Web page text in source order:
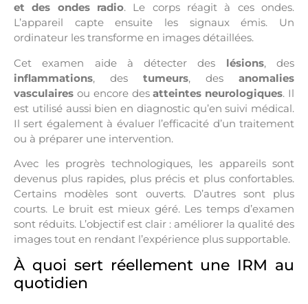
et des ondes radio. Le corps réagit à ces ondes.
L’appareil capte ensuite les signaux émis. Un
ordinateur les transforme en images détaillées.
Cet examen aide à détecter des lésions, des
inflammations, des tumeurs, des anomalies
vasculaires ou encore desatteintes neurologiques. Il
est utilisé aussi bien en diagnostic qu’en suivi médical.
Il sert également à évaluer l’efficacité d’un traitement
ou à préparer une intervention.
Avec les progrès technologiques, les appareils sont
devenus plus rapides, plus précis et plus confortables.
Certains modèles sont ouverts. D’autres sont plus
courts. Le bruit est mieux géré. Les temps d’examen
sont réduits. L’objectif est clair : améliorer la qualité des
images tout en rendant l’expérience plus supportable.
À quoi sert réellement une IRM au
quotidien